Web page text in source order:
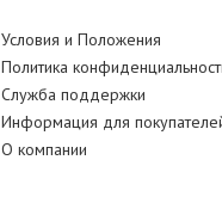
Условия и Положения
Политика
Служба поддержки
Информация для
О компании